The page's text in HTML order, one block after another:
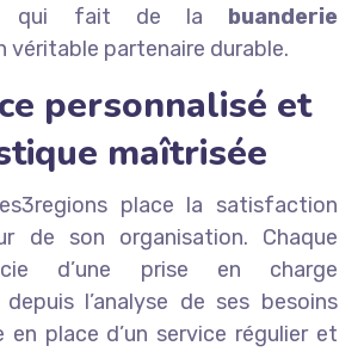
qui fait de la buanderie
véritable partenaire durable.
personnalisé et
maîtrisée
place la satisfaction
de son organisation. Chaque
d’une prise en charge
depuis l’analyse de ses besoins
en place d’un service régulier et